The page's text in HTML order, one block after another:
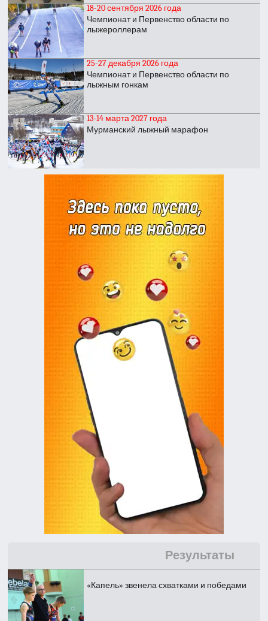
18-20 сентября 2026 года
Чемпионат и Первенство области по
лыжероллерам
25-27 декабря 2026 года
Чемпионат и Первенство области по
лыжным гонкам
13-14 марта 2027 года
Мурманский лыжный марафон
Результаты
«Капель» звенела схватками и победами